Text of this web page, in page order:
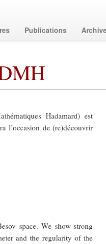
Publications
Hadamard) est
l’occasion de (re)découvrir
space. We show strong
and the regularity of the